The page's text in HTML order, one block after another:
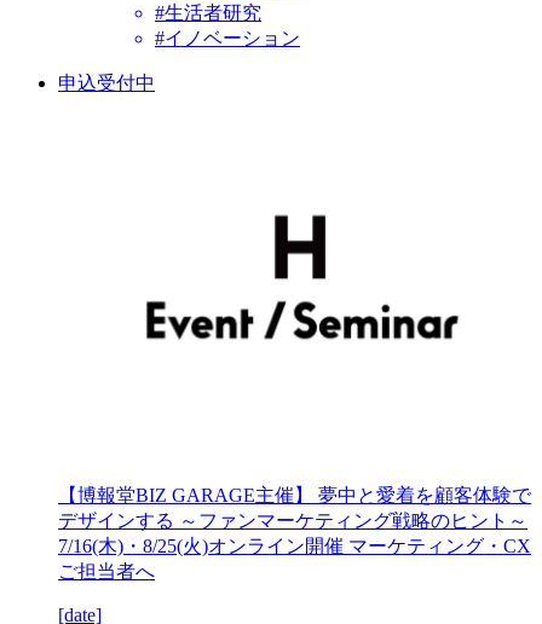
#生活者研究
#イノベーション
申込受付中
【博報堂BIZ GARAGE主催】 夢中と愛着を顧客体験で
デザインする ～ファンマーケティング戦略のヒント～
7/16(木)・8/25(火)オンライン開催 マーケティング・CX
ご担当者へ
[date]